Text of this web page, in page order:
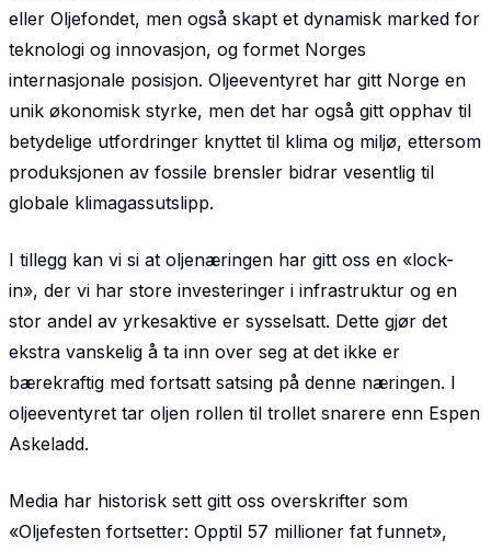
eller Oljefondet, men også skapt et dynamisk marked for
teknologi og innovasjon, og formet Norges
internasjonale posisjon. Oljeeventyret har gitt Norge en
unik økonomisk styrke, men det har også gitt opphav til
betydelige utfordringer knyttet til klima og miljø, ettersom
produksjonen av fossile brensler bidrar vesentlig til
globale klimagassutslipp.
I tillegg kan vi si at oljenæringen har gitt oss en «lock-
in», der vi har store investeringer i infrastruktur og en
stor andel av yrkesaktive er sysselsatt. Dette gjør det
ekstra vanskelig å ta inn over seg at det ikke er
bærekraftig med fortsatt satsing på denne næringen. I
oljeeventyret tar oljen rollen til trollet snarere enn Espen
Askeladd.
Media har historisk sett gitt oss overskrifter som
«Oljefesten fortsetter: Opptil 57 millioner fat funnet»,